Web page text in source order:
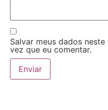
Salvar meus dados
vez que eu comentar.